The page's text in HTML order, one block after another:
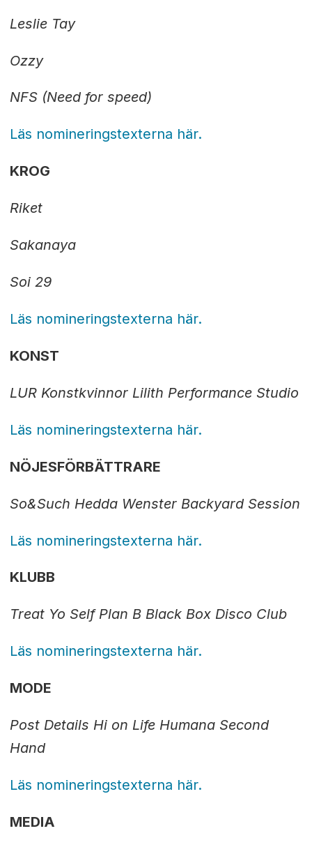
Leslie Tay
Ozzy
NFS (Need for speed)
Läs nomineringstexterna här.
KROG
Riket
Sakanaya
Soi 29
Läs nomineringstexterna här.
KONST
LUR Konstkvinnor Lilith Performance Studio
Läs nomineringstexterna här.
NÖJESFÖRBÄTTRARE
So&Such Hedda Wenster Backyard Session
Läs nomineringstexterna här.
KLUBB
Treat Yo Self Plan B Black Box Disco Club
Läs nomineringstexterna här.
MODE
Post Details Hi on Life Humana Second
Hand
Läs nomineringstexterna här.
MEDIA